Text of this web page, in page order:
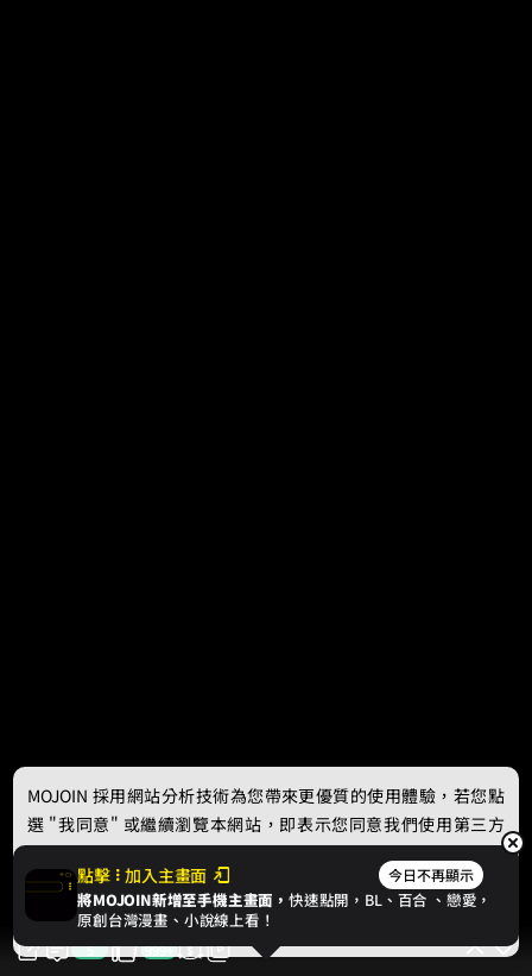
5 999+
點擊 加入主畫面 今日不再顯示
將MOJOIN新增至手機主畫面，快速點開，BL、 百合 、戀愛，
原創台灣漫畫、小說線上看！
MOJOIN 採用網站分析技術為您帶來更優質的使用體驗，若您點
選 "我同意" 或繼續瀏覽本網站，即表示您同意我們使用第三方
Cookie，欲瞭解更多資訊請見隱私權政策。
我同意